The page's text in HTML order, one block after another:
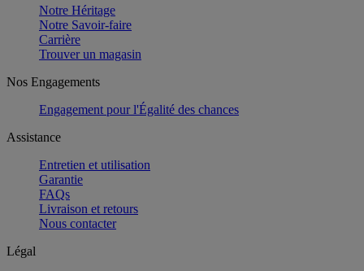
Notre Héritage
Notre Savoir-faire
Carrière
Trouver un magasin
Nos Engagements
Engagement pour l'Égalité des chances
Assistance
Entretien et utilisation
Garantie
FAQs
Livraison et retours
Nous contacter
Légal